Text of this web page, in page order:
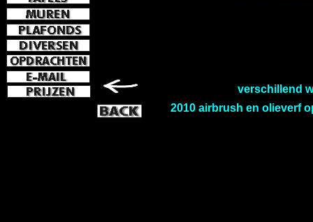
verschillend
2010 airbrush en olieverf